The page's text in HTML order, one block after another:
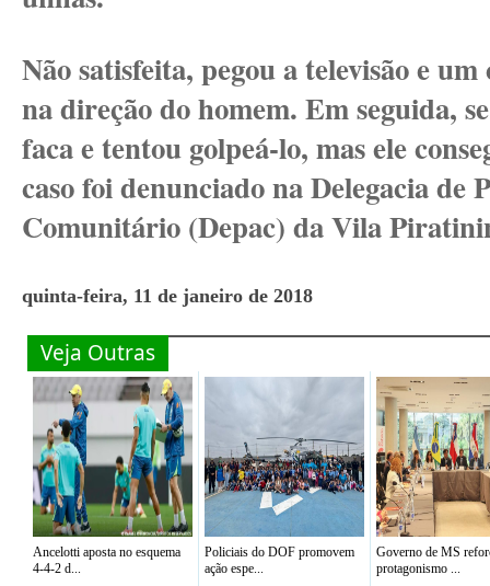
Não satisfeita, pegou a televisão e
na direção do homem. Em seguida,
faca e tentou golpeá-lo, mas ele
caso foi denunciado na Delegacia de
Comunitário (Depac) da Vila
quinta-feira, 11 de janeiro de 2018
Veja Outras
Ancelotti aposta no esquema
4-4-2 d...
Policiais do DOF promovem
ação espe...
Governo de MS
protagonismo ...